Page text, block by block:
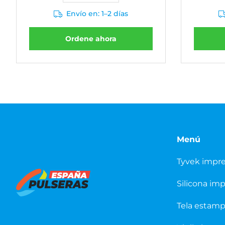
Envío en: 1–2 días
Ordene ahora
Menú
Tyvek
Silicona
Tela